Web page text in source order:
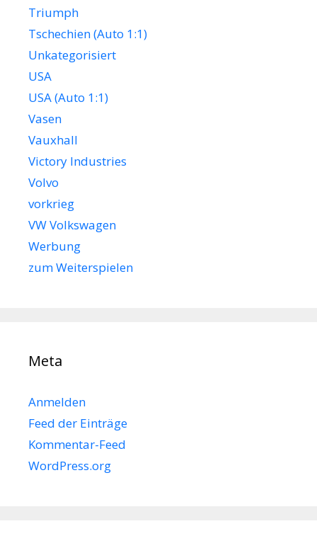
Triumph
Tschechien (Auto 1:1)
Unkategorisiert
USA
USA (Auto 1:1)
Vasen
Vauxhall
Victory Industries
Volvo
vorkrieg
VW Volkswagen
Werbung
zum Weiterspielen
Meta
Anmelden
Feed der Einträge
Kommentar-Feed
WordPress.org